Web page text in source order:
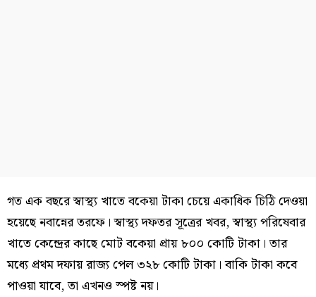
গত এক বছরে স্বাস্থ্য খাতে বকেয়া টাকা চেয়ে একাধিক চিঠি দেওয়া
হয়েছে নবান্নের তরফে। স্বাস্থ্য দফতর সূত্রের খবর, স্বাস্থ্য পরিষেবার
খাতে কেন্দ্রের কাছে মোট বকেয়া প্রায় ৮০০ কোটি টাকা। তার
মধ্যে প্রথম দফায় রাজ্য পেল ৩২৮ কোটি টাকা। বাকি টাকা কবে
পাওয়া যাবে, তা এখনও স্পষ্ট নয়।